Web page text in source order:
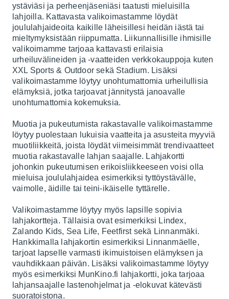
ystäviäsi ja perheenjäseniäsi taatusti mieluisilla
lahjoilla. Kattavasta valikoimastamme löydät
joululahjaideoita kaikille läheisillesi heidän iästä tai
mieltymyksistään riippumatta. Liikunnallisille ihmisille
valikoimamme tarjoaa kattavasti erilaisia
urheiluvälineiden ja -vaatteiden verkkokauppoja kuten
XXL Sports & Outdoor sekä Stadium. Lisäksi
valikoimastamme löytyy unohtumattomia urheilullisia
elämyksiä, jotka tarjoavat jännitystä janoavalle
unohtumattomia kokemuksia.
Muotia ja pukeutumista rakastavalle valikoimastamme
löytyy puolestaan lukuisia vaatteita ja asusteita myyviä
muotiliikkeitä, joista löydät viimeisimmät trendivaatteet
muotia rakastavalle lahjan saajalle. Lahjakortti
johonkin pukeutumisen erikoisliikkeeseen voisi olla
mieluisa joululahjaidea esimerkiksi tyttöystävälle,
vaimolle, äidille tai teini-ikäiselle tyttärelle.
Valikoimastamme löytyy myös lapsille sopivia
lahjakortteja. Tällaisia ovat esimerkiksi Lindex,
Zalando Kids, Sea Life, Feetfirst sekä Linnanmäki.
Hankkimalla lahjakortin esimerkiksi Linnanmäelle,
tarjoat lapselle varmasti ikimuistoisen elämyksen ja
vauhdikkaan päivän. Lisäksi valikoimastamme löytyy
myös esimerkiksi MunKino.fi lahjakortti, joka tarjoaa
lahjansaajalle lastenohjelmat ja -elokuvat kätevästi
suoratoistona.